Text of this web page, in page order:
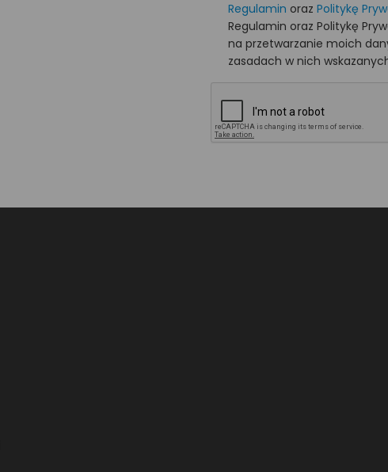
Regulamin oraz Politykę
Regulamin oraz Politykę
na przetwarzanie moich
zasadach w nich